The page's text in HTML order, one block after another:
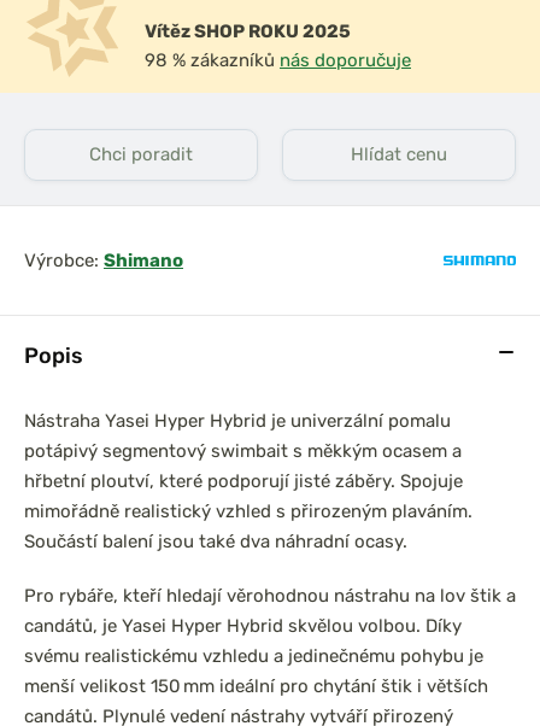
Popis
Nástraha Yasei Hyper Hybrid je univerzální pomalu
potápivý segmentový swimbait s měkkým ocasem a
hřbetní ploutví, které podporují jisté záběry. Spojuje
mimořádně realistický vzhled s přirozeným plaváním.
Součástí balení jsou také dva náhradní ocasy.
Pro rybáře, kteří hledají věrohodnou nástrahu na lov štik a
candátů, je Yasei Hyper Hybrid skvělou volbou. Díky
svému realistickému vzhledu a jedinečnému pohybu je
menší velikost 150 mm ideální pro chytání štik i větších
candátů. Plynulé vedení nástrahy vytváří přirozený
Vítěz SHOP ROKU 2025
98 % zákazníků nás doporučuje
Chci poradit Hlídat cenu
Výrobce: Shimano